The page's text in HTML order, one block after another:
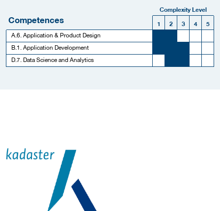
Complexity Level
Competences 1 2 3 4
5
A.6. Application & Product Design
B.1. Application Development
D.7. Data Science and Analytics
Meer werkgever details